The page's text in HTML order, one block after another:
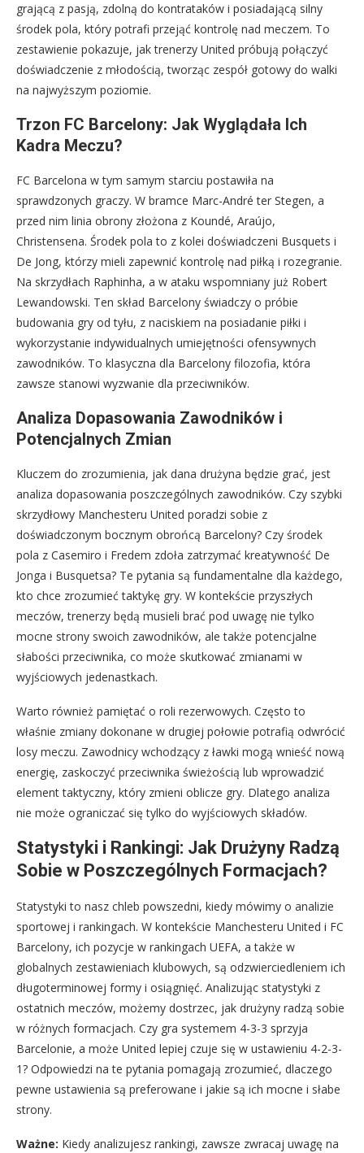
grającą z pasją, zdolną do kontrataków i posiadającą silny
środek pola, który potrafi przejąć kontrolę nad meczem. To
zestawienie pokazuje, jak trenerzy United próbują połączyć
doświadczenie z młodością, tworząc zespół gotowy do walki
na najwyższym poziomie.
Trzon FC Barcelony: Jak Wyglądała Ich
Kadra Meczu?
FC Barcelona w tym samym starciu postawiła na
sprawdzonych graczy. W bramce Marc-André ter Stegen, a
przed nim linia obrony złożona z Koundé, Araújo,
Christensena. Środek pola to z kolei doświadczeni Busquets i
De Jong, którzy mieli zapewnić kontrolę nad piłką i rozegranie.
Na skrzydłach Raphinha, a w ataku wspomniany już Robert
Lewandowski. Ten skład Barcelony świadczy o próbie
budowania gry od tyłu, z naciskiem na posiadanie piłki i
wykorzystanie indywidualnych umiejętności ofensywnych
zawodników. To klasyczna dla Barcelony filozofia, która
zawsze stanowi wyzwanie dla przeciwników.
Analiza Dopasowania Zawodników i
Potencjalnych Zmian
Kluczem do zrozumienia, jak dana drużyna będzie grać, jest
analiza dopasowania poszczególnych zawodników. Czy szybki
skrzydłowy Manchesteru United poradzi sobie z
doświadczonym bocznym obrońcą Barcelony? Czy środek
pola z Casemiro i Fredem zdoła zatrzymać kreatywność De
Jonga i Busquetsa? Te pytania są fundamentalne dla każdego,
kto chce zrozumieć taktykę gry. W kontekście przyszłych
meczów, trenerzy będą musieli brać pod uwagę nie tylko
mocne strony swoich zawodników, ale także potencjalne
słabości przeciwnika, co może skutkować zmianami w
wyjściowych jedenastkach.
Warto również pamiętać o roli rezerwowych. Często to
właśnie zmiany dokonane w drugiej połowie potrafią odwrócić
losy meczu. Zawodnicy wchodzący z ławki mogą wnieść nową
energię, zaskoczyć przeciwnika świeżością lub wprowadzić
element taktyczny, który zmieni oblicze gry. Dlatego analiza
nie może ograniczać się tylko do wyjściowych składów.
Statystyki i Rankingi: Jak Drużyny Radzą
Sobie w Poszczególnych Formacjach?
Statystyki to nasz chleb powszedni, kiedy mówimy o analizie
sportowej i rankingach. W kontekście Manchesteru United i FC
Barcelony, ich pozycje w rankingach UEFA, a także w
globalnych zestawieniach klubowych, są odzwierciedleniem ich
długoterminowej formy i osiągnięć. Analizując statystyki z
ostatnich meczów, możemy dostrzec, jak drużyny radzą sobie
w różnych formacjach. Czy gra systemem 4-3-3 sprzyja
Barcelonie, a może United lepiej czuje się w ustawieniu 4-2-3-
1? Odpowiedzi na te pytania pomagają zrozumieć, dlaczego
pewne ustawienia są preferowane i jakie są ich mocne i słabe
strony.
Ważne: Kiedy analizujesz rankingi, zawsze zwracaj uwagę na